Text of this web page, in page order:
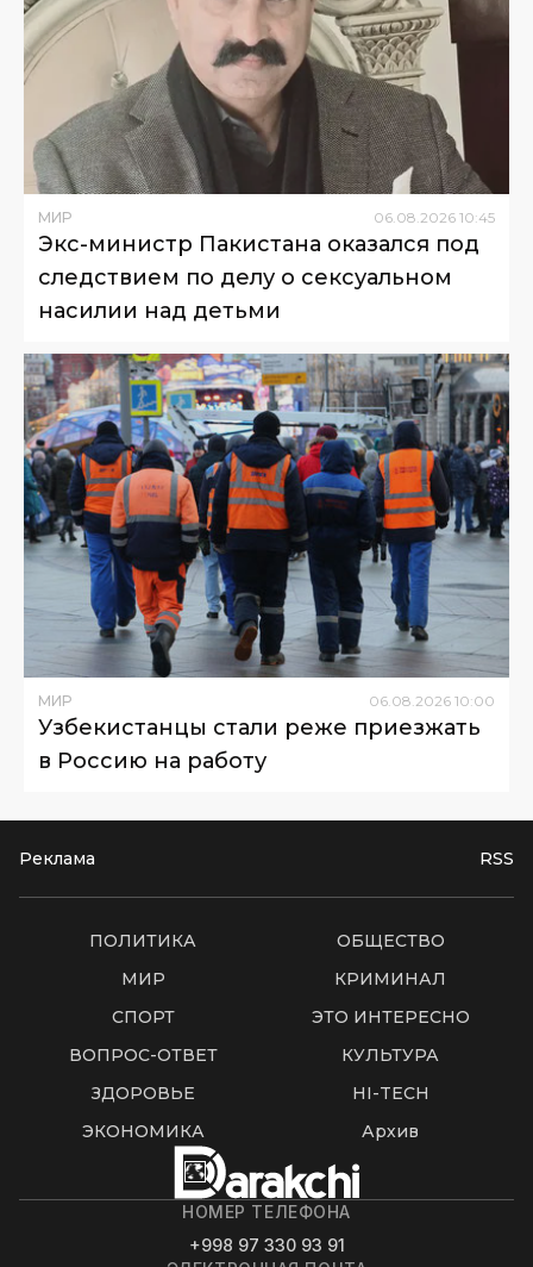
МИР 06 08 2026 10:45
Экс-министр Пакистана оказался под
следствием по делу о сексуальном
насилии над детьми
МИР 06.08.2026 10:00
Узбекистанцы стали реже приезжать
в Россию на работу
Реклама RSS
ПОЛИТИКА
ОБЩЕСТВО
МИР
КРИМИНАЛ
СПОРТ
ЭТО ИНТЕРЕСНО
ВОПРОС-ОТВЕТ
КУЛЬТУРА
ЗДОРОВЬЕ
HI-TECH
ЭКОНОМИКА
Архив
НОМЕР ТЕЛЕФОНА
+998 97 330 93 91